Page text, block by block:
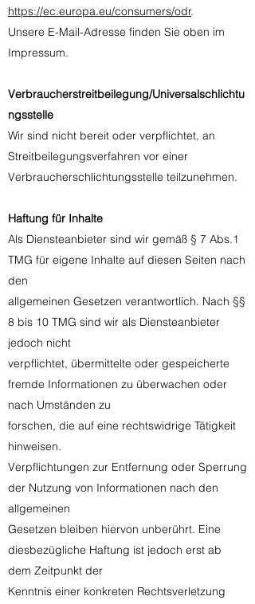
https://ec.europa.eu/consumers/odr.
Unsere E-Mail-Adresse finden Sie oben im
Impressum.
Verbraucherstreitbeilegung/Universalschlichtu
ngsstelle
Wir sind nicht bereit oder verpflichtet, an
Streitbeilegungsverfahren vor einer
Verbraucherschlichtungsstelle teilzunehmen.
Haftung für Inhalte
Als Diensteanbieter sind wir gemäß § 7 Abs.1
TMG für eigene Inhalte auf diesen Seiten nach
den
allgemeinen Gesetzen verantwortlich. Nach §§
8 bis 10 TMG sind wir als Diensteanbieter
jedoch nicht
verpflichtet, übermittelte oder gespeicherte
fremde Informationen zu überwachen oder
nach Umständen zu
forschen, die auf eine rechtswidrige Tätigkeit
hinweisen.
Verpflichtungen zur Entfernung oder Sperrung
der Nutzung von Informationen nach den
allgemeinen
Gesetzen bleiben hiervon unberührt. Eine
diesbezügliche Haftung ist jedoch erst ab
dem Zeitpunkt der
Kenntnis einer konkreten Rechtsverletzung